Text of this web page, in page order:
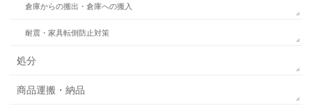
倉庫からの搬出・倉庫への搬入
耐震・家具転倒防止対策
処分
商品運搬・納品